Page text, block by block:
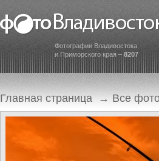
Фотографии Владивостока
и Приморского края – 8207
Главная страница → Все